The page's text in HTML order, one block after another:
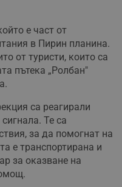
е част от
в Пирин планина.
от туристи, които са
пътека „Ролбан"
са реагирали
Те са
за да помогнат на
е транспортирана и
за оказване на